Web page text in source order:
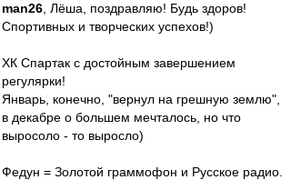
man26 , Лёша, поздравляю! Будь здоров!
Спортивных и творческих успехов!)
ХК Спартак с достойным завершением
регулярки!
Январь, конечно, "вернул на грешную землю",
в декабре о большем мечталось, но что
выросоло - то выросло)
Федун = Золотой граммофон и Русское радио.